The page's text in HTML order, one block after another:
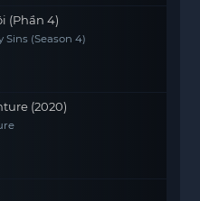
(Phần 4)
Sins (Season 4)
(2020)